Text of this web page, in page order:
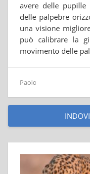
avere delle pupille
delle palpebre
una visione
può calibrare la
movimento delle
Paolo